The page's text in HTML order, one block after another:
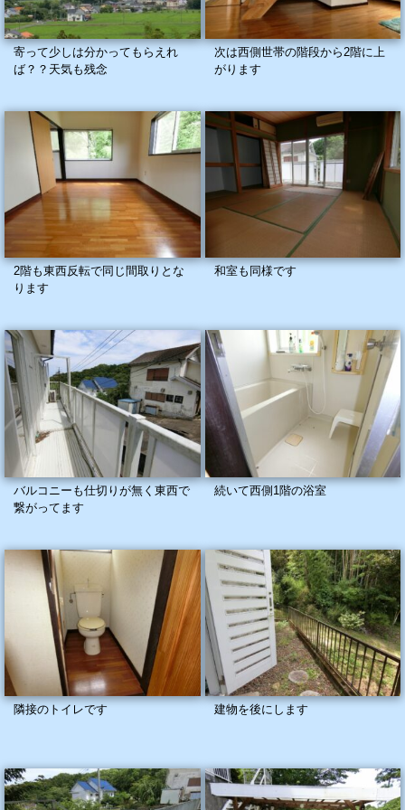
寄って少しは分かってもらえれ
ば？？天気も残念
次は西側世帯の階段から2階に上
がります
2階も東西反転で同じ間取りとな
ります
和室も同様です
バルコニーも仕切りが無く東西で
繋がってます
続いて西側1階の浴室
隣接のトイレです 建物を後にします